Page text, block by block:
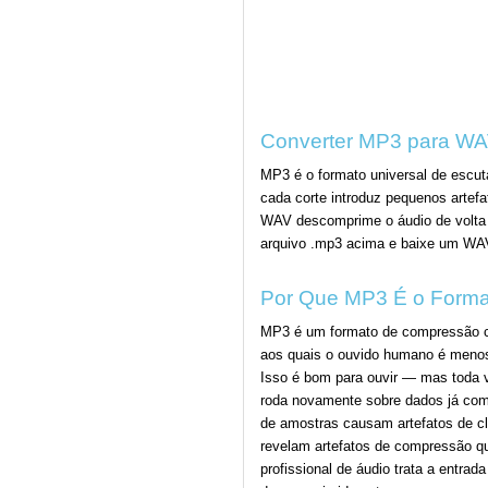
Converter MP3 para
MP3 é o formato universal de
cada corte introduz pequenos
WAV descomprime o áudio de
arquivo .mp3 acima e baixe um
Por Que MP3 É o
MP3 é um formato de
aos quais o ouvido humano é
Isso é bom para ouvir — mas toda
roda novamente sobre dados já
de amostras causam artefatos de
revelam artefatos de compressão
profissional de áudio trata a